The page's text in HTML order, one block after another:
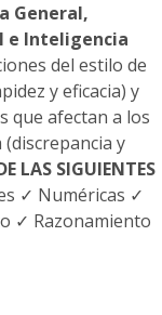
General,
e Inteligencia
del estilo de
y eficacia) y
que afectan a los
y
LAS SIGUIENTES
✓ Numéricas ✓
✓ Razonamiento